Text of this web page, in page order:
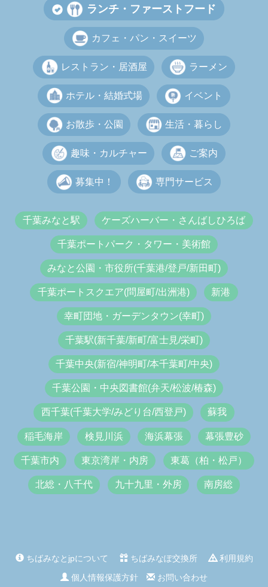
ランチ・ファーストフード
カフェ・パン・スイーツ
レストラン・居酒屋 ラーメン
ホテル・結婚式場 イベント
お散歩・公園 生活・暮らし
趣味・カルチャー ご案内
募集中！ 専門サービス
千葉みなと駅 ケーズハーバー・さんばしひろば
千葉ポートパーク・タワー・美術館
みなと公園・市役所(千葉港/登戸/新田町)
千葉ポートスクエア(問屋町/出洲港) 新港
幸町団地・ガーデンタウン(幸町)
千葉駅(新千葉/新町/富士見/栄町)
千葉中央(新宿/神明町/本千葉町/中央)
千葉公園・中央図書館(弁天/松波/椿森)
西千葉(千葉大学/みどり台/西登戸) 蘇我
稲毛海岸 検見川浜 海浜幕張 幕張豊砂
千葉市内 東京湾岸・内房 東葛（柏・松戸）
北総・八千代 九十九里・外房 南房総
ちばみなとjpについて ちばみなぽ交換所
利用規約
個人情報保護方針
お問い合わせ